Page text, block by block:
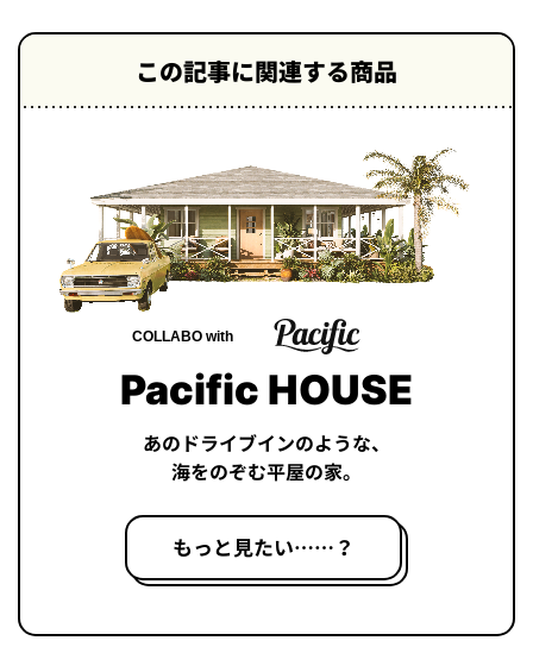
この記事に関連する商品
COLLABO with
Pacific HOUSE
あのドライブインのような、
海をのぞむ平屋の家。
もっと見たい……？